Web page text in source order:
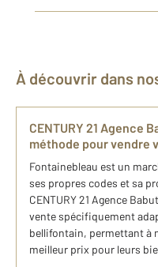
À découvrir dans
CENTURY 21 Agence
méthode pour vendre
Fontainebleau est un
ses propres codes et sa
CENTURY 21 Agence
vente spécifiquement
bellifontain, permettant à
meilleur prix pour leurs